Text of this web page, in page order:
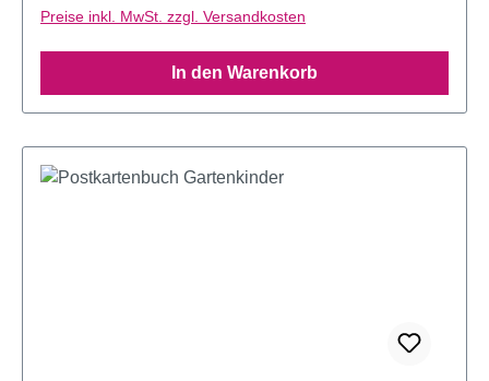
Preise inkl. MwSt. zzgl. Versandkosten
In den Warenkorb